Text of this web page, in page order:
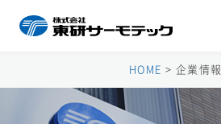
HOME > 企業情報